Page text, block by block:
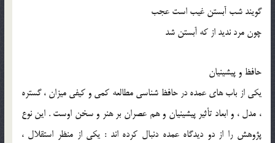
گویند شب آبستن غیب است عجب
چون مرد ندید از که آبستن شد
حافظ و پیشینیان
یکی از باب ‌های عمده در حافظ‌ شناسی مطالعه کمی و کیفی میزان ، گستره
، مدل ، و ابعاد تأثیر پیشینیان و هم‌ عصران بر هنر و سخن اوست . این نوع
پژوهش را از دو دیدگاه عمده دنبال کرده ‌اند : یکی از منظر استقلال ،